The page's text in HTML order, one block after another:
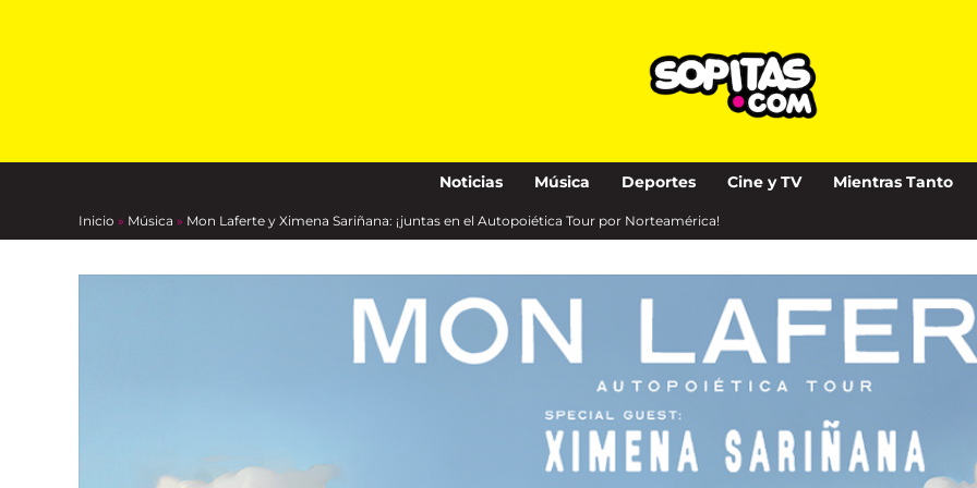
Noticias Música Deportes Cine y TV Mientras Tanto
Inicio » Música » Mon Laferte y Ximena Sariñana: ¡juntas en el Autopoiética Tour por Norteamérica!